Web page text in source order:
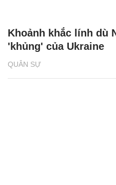
QUÂN SỰ
Khoảnh khắc lính dù
'khủng' của Ukraine